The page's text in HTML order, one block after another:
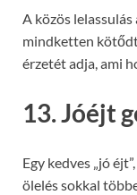
A közös
mindketten
érzetét adja, ami
13. Jóéjt
Egy kedves „jó
ölelés sokkal